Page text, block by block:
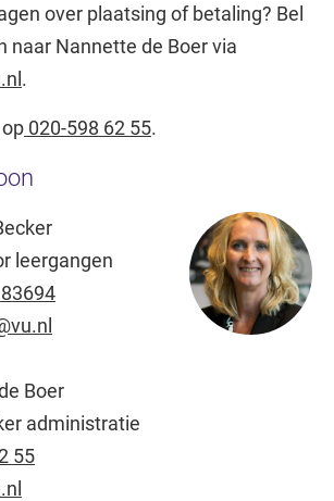
over plaatsing of betaling? Bel
naar Nannette de Boer via
.
020-598 62 55.
leergangen
Boer
administratie
55